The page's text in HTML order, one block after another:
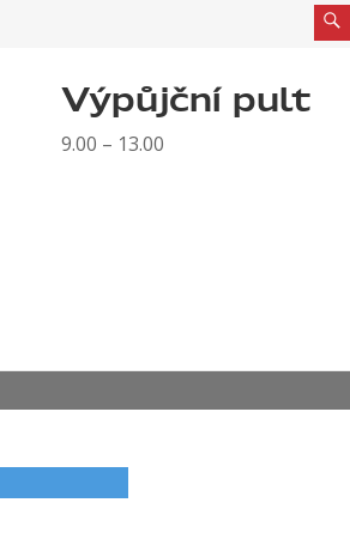
Výpůjční pult
9.00 – 13.00